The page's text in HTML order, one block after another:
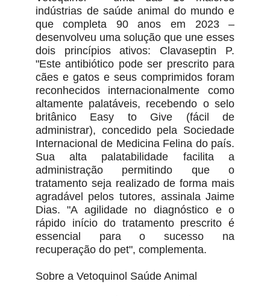
indústrias de saúde animal do mundo e
que completa 90 anos em 2023 –
desenvolveu uma solução que une esses
dois princípios ativos: Clavaseptin P.
"Este antibiótico pode ser prescrito para
cães e gatos e seus comprimidos foram
reconhecidos internacionalmente como
altamente palatáveis, recebendo o selo
britânico Easy to Give (fácil de
administrar), concedido pela Sociedade
Internacional de Medicina Felina do país.
Sua alta palatabilidade facilita a
administração permitindo que o
tratamento seja realizado de forma mais
agradável pelos tutores, assinala Jaime
Dias. "A agilidade no diagnóstico e o
rápido início do tratamento prescrito é
essencial para o sucesso na
recuperação do pet", complementa.
Sobre a Vetoquinol Saúde Animal